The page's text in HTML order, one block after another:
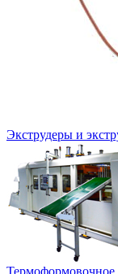
Экструдеры и
Термоформовочное